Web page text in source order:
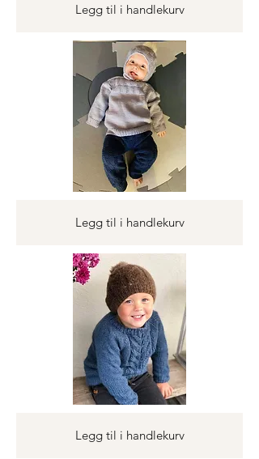
Legg til i handlekurv
Legg til i handlekurv
Legg til i handlekurv